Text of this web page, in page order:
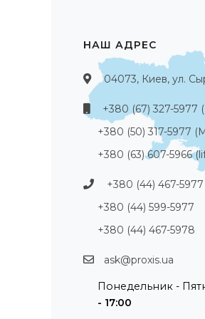
НАШ АДРЕС
04073, Киев, ул.
+380 (67) 327-5977
+380 (50) 317-5977
+380 (63) 607-5966
+380 (44) 467-5977
+380 (44) 599-5977
+380 (44) 467-5978
ask@proxis.ua
Понедельник -
- 17:00